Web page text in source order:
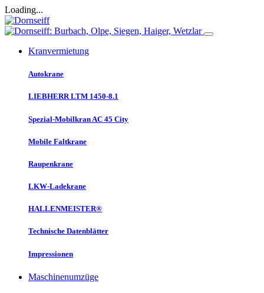
Loading...
Kranvermietung
Autokrane
LIEBHERR LTM 1450-8.1
Spezial-Mobilkran AC 45 City
Mobile Faltkrane
Raupenkrane
LKW-Ladekrane
HALLENMEISTER®
Technische Datenblätter
Impressionen
Maschinenumzüge